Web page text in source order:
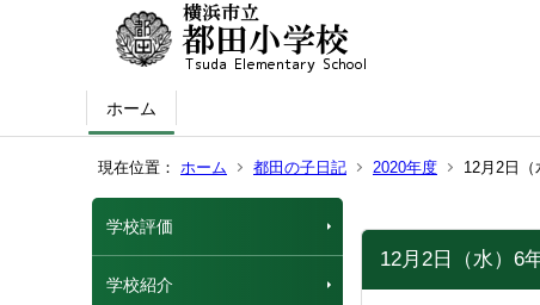
ホーム
現在位置： ホーム 都田の子日記 2020年度 12月2日
学校評価
学校紹介
12月2日（水）6